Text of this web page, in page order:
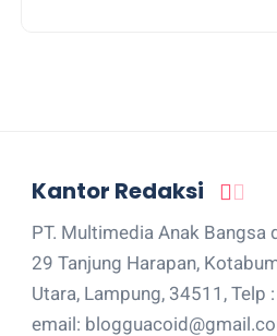
Kantor Redaksi
PT. Multimedia Anak Bangsa
29 Tanjung Harapan,
Utara, Lampung, 34511,
email: